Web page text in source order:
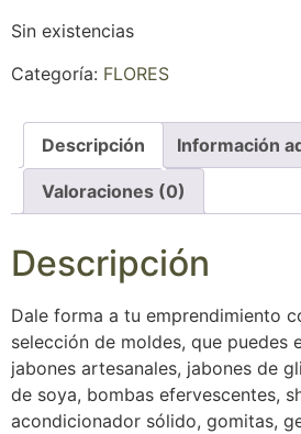
Sin existencias
Categoría: FLORES
Descripción Información
Valoraciones (0)
Descripción
Dale forma a tu emprendimiento
selección de moldes, que puedes
jabones artesanales, jabones de
de soya, bombas efervescentes,
acondicionador sólido, gomitas,